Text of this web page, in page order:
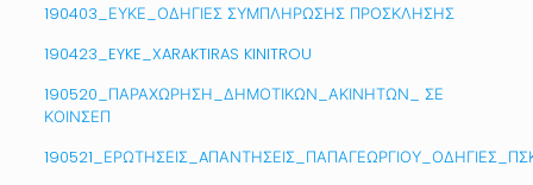
190403_ΕΥΚΕ_ΟΔΗΓΙΕΣ ΣΥΜΠΛΗΡΩΣΗΣ ΠΡΟΣΚΛΗΣΗΣ
190423_EYKE_XARAKTIRAS KINITROU
190520_ΠΑΡΑΧΩΡΗΣΗ_ΔΗΜΟΤΙΚΩΝ_ΑΚΙΝΗΤΩΝ_ ΣΕ
ΚΟΙΝΣΕΠ